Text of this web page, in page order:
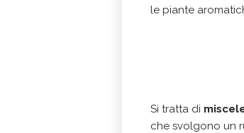
le piante
Si tratta di
che svolgono un